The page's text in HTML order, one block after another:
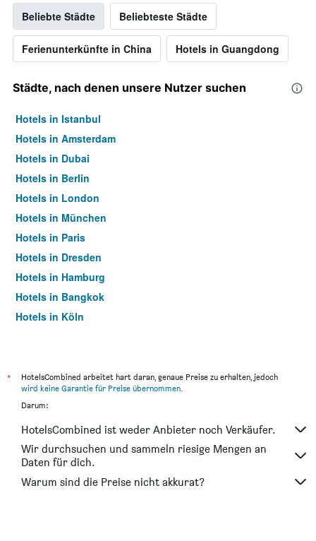
Beliebte Städte Beliebteste Städte
Ferienunterkünfte in China Hotels in Guangdong
Städte, nach denen unsere Nutzer suchen
Hotels in Istanbul
Hotels in Amsterdam
Hotels in Dubai
Hotels in Berlin
Hotels in London
Hotels in München
Hotels in Paris
Hotels in Dresden
Hotels in Hamburg
Hotels in Bangkok
Hotels in Köln
*
HotelsCombined arbeitet hart daran, genaue Preise zu erhalten, jedoch
wird keine Garantie für Preise übernommen.
Darum:
HotelsCombined ist weder Anbieter noch Verkäufer.
Wir durchsuchen und sammeln riesige Mengen an
Daten für dich.
Warum sind die Preise nicht akkurat?